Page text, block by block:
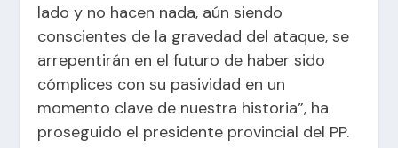
lado y no hacen nada, aún siendo
conscientes de la gravedad del ataque, se
arrepentirán en el futuro de haber sido
cómplices con su pasividad en un
momento clave de nuestra historia”, ha
proseguido el presidente provincial del PP.